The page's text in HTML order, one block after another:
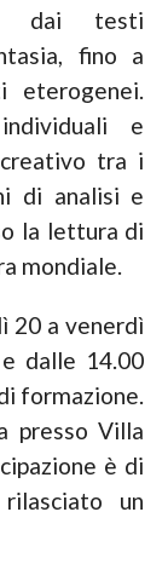
dai testi
fino a
e
tra i
di analisi e
la lettura di
mondiale.
20 a venerdì
dalle 14.00
formazione.
presso Villa
è di
un